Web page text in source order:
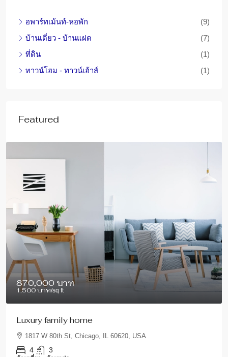
อพาร์ทเม้นท์-หอพัก
(9)
บ้านเดี่ยว - บ้านแฝด
(7)
ที่ดิน
(1)
ทาวน์โฮม - ทาวน์เฮ้าส์
(1)
Featured
870,000 บาท
1,500 บาท/sq ft
Luxury family home
1817 W 80th St, Chicago, IL 60620, USA
4 3